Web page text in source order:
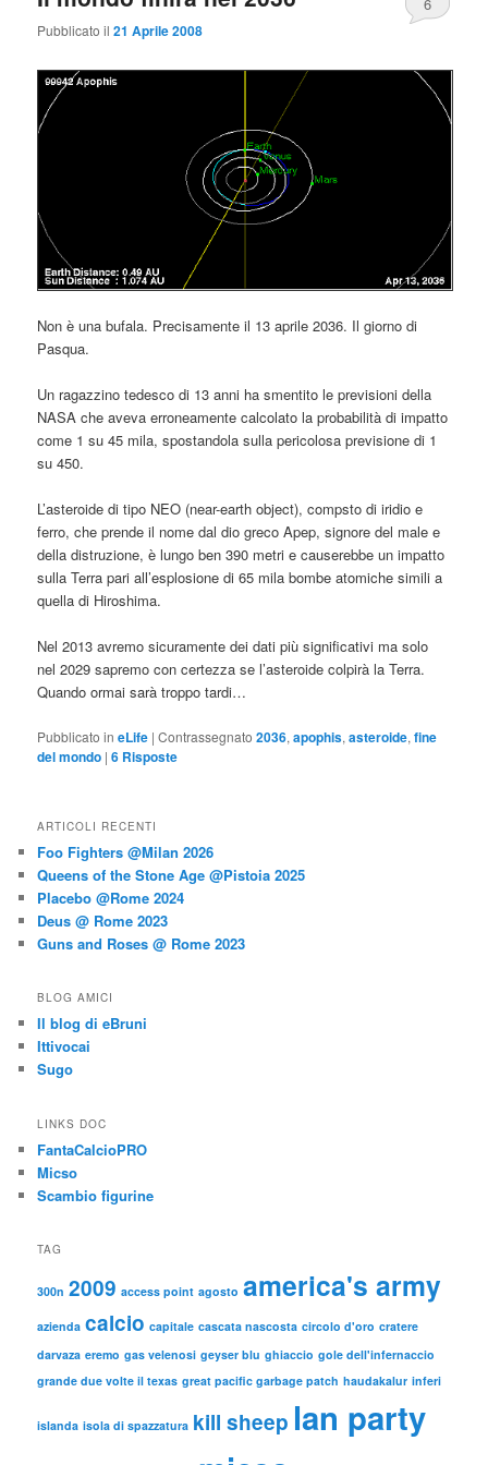
Pubblicato il21 Aprile 2008
6
Non è una bufala. Precisamente il 13 aprile 2036. Il giorno di
Pasqua.
Un ragazzino tedesco di 13 anni ha smentito le previsioni della
NASA che aveva erroneamente calcolato la probabilità di impatto
come 1 su 45 mila, spostandola sulla pericolosa previsione di 1
su 450.
L’asteroide di tipo NEO (near-earth object), compsto di iridio e
ferro, che prende il nome dal dio greco Apep, signore del male e
della distruzione, è lungo ben 390 metri e causerebbe un impatto
sulla Terra pari all’esplosione di 65 mila bombe atomiche simili a
quella di Hiroshima.
Nel 2013 avremo sicuramente dei dati più significativi ma solo
nel 2029 sapremo con certezza se l’asteroide colpirà la Terra.
Quando ormai sarà troppo tardi…
Pubblicato in eLife |Contrassegnato 2036,apophis,asteroide,fine
del mondo |6 Risposte
ARTICOLI RECENTI
Foo Fighters @Milan 2026
Queens of the Stone Age @Pistoia 2025
Placebo @Rome 2024
Deus @ Rome 2023
Guns and Roses @ Rome 2023
BLOG AMICI
Il blog di eBruni
Ittivocai
Sugo
LINKS DOC
FantaCalcioPRO
Micso
Scambio figurine
TAG
300n 2009 access point agosto america's army
azienda calcio capitale cascata nascosta circolo d'oro cratere
darvaza eremo gas velenosi geyser blu ghiaccio gole dell'infernaccio
grande due volte il texas great pacific garbage patch haudakalur inferi
islanda isola di spazzatura kill sheep lan party